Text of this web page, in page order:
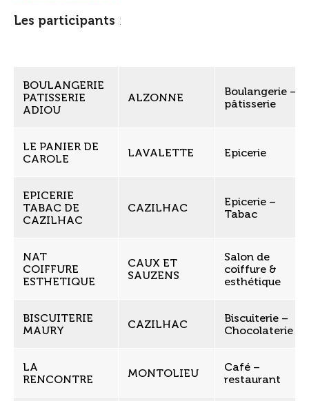
Les participants :
BOULANGERIE
PATISSERIE
ADIOU
ALZONNE
Boulangerie –
pâtisserie
LE PANIER DE
CAROLE
LAVALETTE Epicerie
EPICERIE
TABAC DE
CAZILHAC
CAZILHAC
Epicerie –
Tabac
NAT
COIFFURE
ESTHETIQUE
CAUX ET
SAUZENS
Salon de
coiffure &
esthétique
BISCUITERIE
MAURY
CAZILHAC
Biscuiterie –
Chocolaterie
LA
RENCONTRE
MONTOLIEU
Café –
restaurant